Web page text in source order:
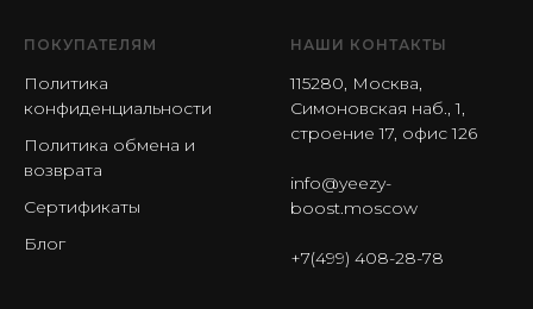
ПОКУПАТЕЛЯМ
Политика
конфиденциальности
Политика обмена и
возврата
Сертификаты
Блог
НАШИ КОНТАКТЫ
115280, Москва,
Симоновская наб., 1,
строение 17, офис 126
info@yeezy-
boost.moscow
+7(499) 408-28-78